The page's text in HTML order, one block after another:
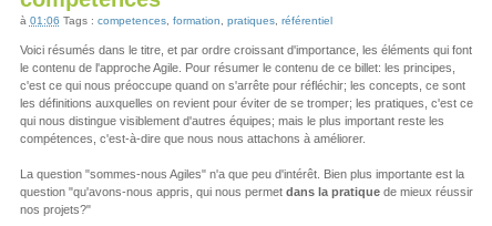
à 01:06 Tags : competences, formation pratiques, référentiel
Voici résumés dans le titre, et par ordre croissant d'importance, les éléments qui font
le contenu de l'approche Agile. Pour résumer le contenu de ce billet: les principes,
c'est ce qui nous préoccupe quand on s'arrête pour réfléchir; les concepts, ce sont
les définitions auxquelles on revient pour éviter de se tromper; les pratiques, c'est ce
qui nous distingue visiblement d'autres équipes; mais le plus important reste les
compétences, c'est-à-dire que nous nous attachons à améliorer.
La question "sommes-nous Agiles" n'a que peu d'intérêt. Bien plus importante est la
question "qu'avons-nous appris, qui nous permet dans la pratiquede mieux réussir
nos projets?"